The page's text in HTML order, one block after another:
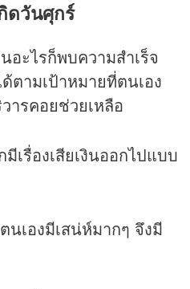
ดวันศุกร์
ไรก็พบความสำเร็จ
ตามเป้าหมายที่ตนเอง
ารคอยช่วยเหลือ
งเสียเงินออกไปแบบ
องมีเสน่ห์มากๆ จึงมี